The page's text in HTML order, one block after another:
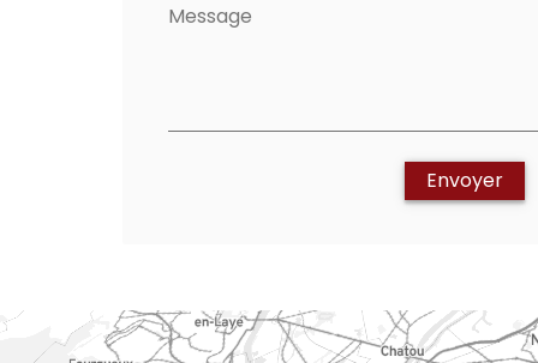
Message
Envoyer